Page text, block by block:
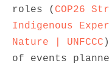
roles ( COP26
Indigenous
Nature | UNFCCC
of events